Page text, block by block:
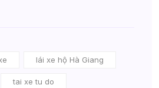
lái xe hộ Hà Giang
tai xe tu do